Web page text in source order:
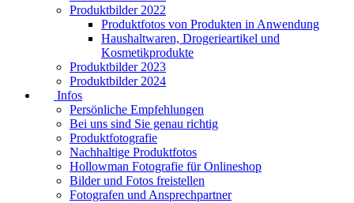
Produktbilder 2022
Produktfotos von Produkten in Anwendung
Haushaltwaren, Drogerieartikel und
Kosmetikprodukte
Produktbilder 2023
Produktbilder 2024
Infos
Persönliche Empfehlungen
Bei uns sind Sie genau richtig
Produktfotografie
Nachhaltige Produktfotos
Hollowman Fotografie für Onlineshop
Bilder und Fotos freistellen
Fotografen und Ansprechpartner